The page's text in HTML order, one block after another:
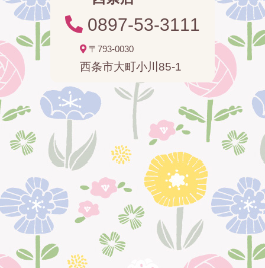
0897-53-3111
〒793-0030
西条市大町小川85-1